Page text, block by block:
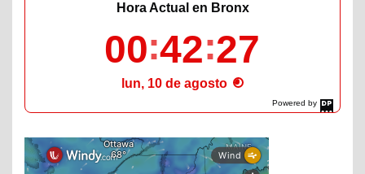
Powered by
DaysPedia.com
Hora Actual en Bronx
00 42 28
lun, 10 de agosto